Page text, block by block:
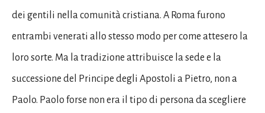
dei gentili nella comunità cristiana. A Roma furono
entrambi venerati allo stesso modo per come attesero la
loro sorte. Ma la tradizione attribuisce la sede e la
successione del Principe degli Apostoli a Pietro, non a
Paolo. Paolo forse non era il tipo di persona da scegliere